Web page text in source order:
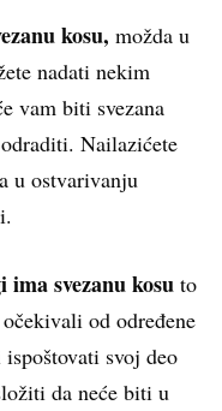
kosu, možda u
nadati nekim
vam biti svezana
Nailazićete
u ostvarivanju
svezanu kosu to
od određene
svoj deo
da neće biti u